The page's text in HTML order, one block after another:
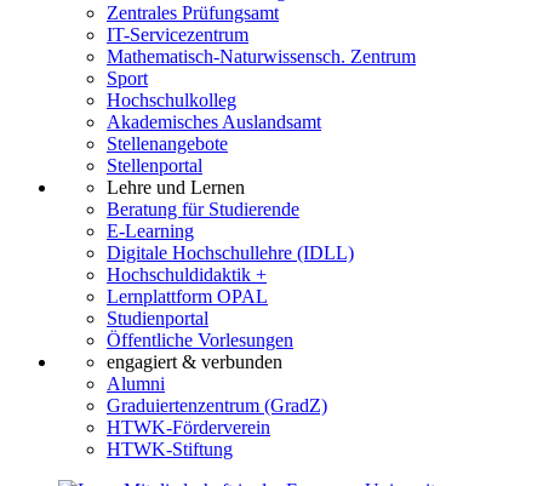
Zentrales Prüfungsamt
IT-Servicezentrum
Mathematisch-Naturwissensch. Zentrum
Sport
Hochschulkolleg
Akademisches Auslandsamt
Stellenangebote
Stellenportal
Lehre und Lernen
Beratung für Studierende
E-Learning
Digitale Hochschullehre (IDLL)
Hochschuldidaktik +
Lernplattform OPAL
Studienportal
Öffentliche Vorlesungen
engagiert & verbunden
Alumni
Graduiertenzentrum (GradZ)
HTWK-Förderverein
HTWK-Stiftung